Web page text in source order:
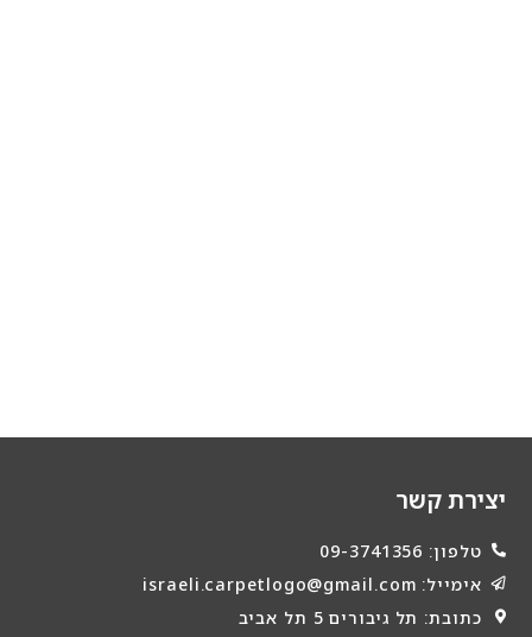
יצירת קשר
טלפון: 09-3741356
אימייל: israeli.carpetlogo@gmail.com
כתובת: תל גיבורים 5 תל אביב